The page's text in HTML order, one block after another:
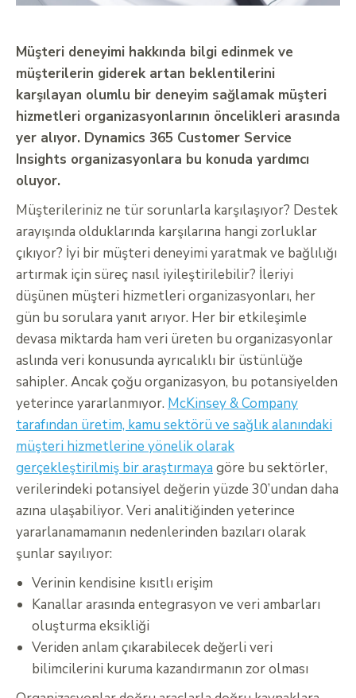
Müşteri deneyimi hakkında bilgi edinmek ve
müşterilerin giderek artan beklentilerini
karşılayan olumlu bir deneyim sağlamak müşteri
hizmetleri organizasyonlarının öncelikleri arasında
yer alıyor. Dynamics 365 Customer Service
Insights organizasyonlara bu konuda yardımcı
oluyor.
Müşterileriniz ne tür sorunlarla karşılaşıyor? Destek
arayışında olduklarında karşılarına hangi zorluklar
çıkıyor? İyi bir müşteri deneyimi yaratmak ve bağlılığı
artırmak için süreç nasıl iyileştirilebilir? İleriyi
düşünen müşteri hizmetleri organizasyonları, her
gün bu sorulara yanıt arıyor. Her bir etkileşimle
devasa miktarda ham veri üreten bu organizasyonlar
aslında veri konusunda ayrıcalıklı bir üstünlüğe
sahipler. Ancak çoğu organizasyon, bu potansiyelden
yeterince yararlanmıyor. McKinsey & Company
tarafından üretim, kamu sektörü ve sağlık alanındaki
müşteri hizmetlerine yönelik olarak
gerçekleştirilmiş bir araştırmaya göre bu sektörler,
verilerindeki potansiyel değerin yüzde 30’undan daha
azına ulaşabiliyor. Veri analitiğinden yeterince
yararlanamamanın nedenlerinden bazıları olarak
şunlar sayılıyor:
Verinin kendisine kısıtlı erişim
Kanallar arasında entegrasyon ve veri ambarları
oluşturma eksikliği
Veriden anlam çıkarabilecek değerli veri
bilimcilerini kuruma kazandırmanın zor olması